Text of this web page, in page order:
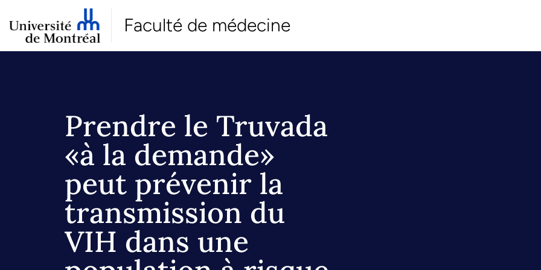
Faculté de médecine
Prendre le Truvada
«à la demande»
peut prévenir la
transmission du
VIH dans une